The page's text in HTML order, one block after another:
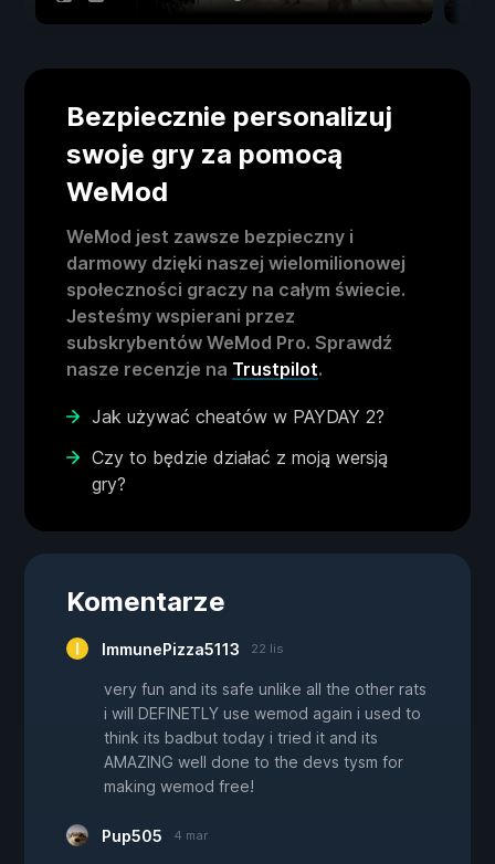
Bezpiecznie personalizuj
swoje gry za pomocą
WeMod
WeMod jest zawsze bezpieczny i
darmowy dzięki naszej wielomilionowej
społeczności graczy na całym świecie.
Jesteśmy wspierani przez
subskrybentów WeMod Pro. Sprawdź
nasze recenzje na Trustpilot.
Jak używać cheatów w PAYDAY 2?
Czy to będzie działać z moją wersją
gry?
Komentarze
ImmunePizza5113 22 lis
very fun and its safe unlike all the other rats
i will DEFINETLY use wemod again i used to
think its badbut today i tried it and its
AMAZING well done to the devs tysm for
making wemod free!
Pup505 4 mar